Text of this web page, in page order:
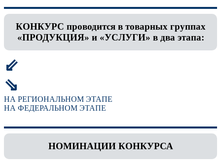
КОНКУРС проводится в товарных группах
«ПРОДУКЦИЯ» и «УСЛУГИ» в два этапа:
⇙
⇘
НА РЕГИОНАЛЬНОМ ЭТАПЕ
НА ФЕДЕРАЛЬНОМ ЭТАПЕ
НОМИНАЦИИ КОНКУРСА